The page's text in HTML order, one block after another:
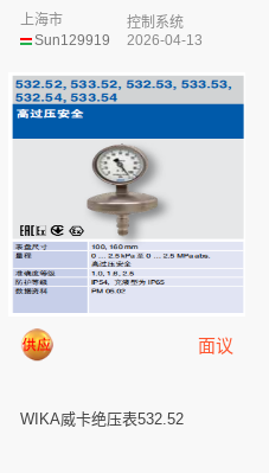
Sun129919
上海市
控制系统
2026-04-13
面议
WIKA威卡绝压表532.52